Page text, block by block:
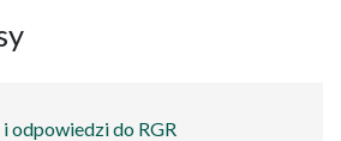
odpowiedzi do RGR